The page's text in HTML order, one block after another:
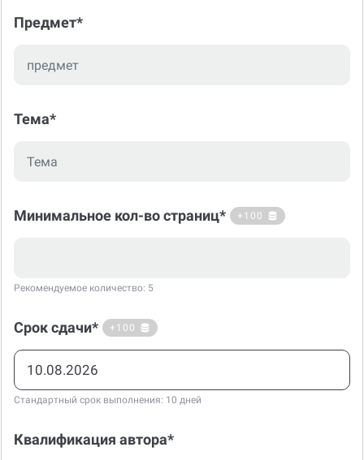
Предмет*
Тема*
Минимальное кол-во страниц* +100
Рекомендуемое количество: 5
Срок сдачи* +100
Стандартный срок выполнения: 10 дней
Квалификация автора*